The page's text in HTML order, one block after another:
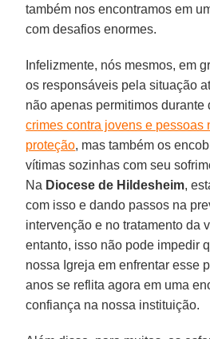
também nos encontramos em
com desafios enormes.
Infelizmente, nós mesmos, em
os responsáveis pela situação
não apenas permitimos durante
crimes contra jovens e pessoas
proteção, mas também os
vítimas sozinhas com seu
Na Diocese de Hildesheim,
com isso e dando passos na
intervenção e no tratamento da
entanto, isso não pode impedir
nossa Igreja em enfrentar esse
anos se reflita agora em uma
confiança na nossa instituição.